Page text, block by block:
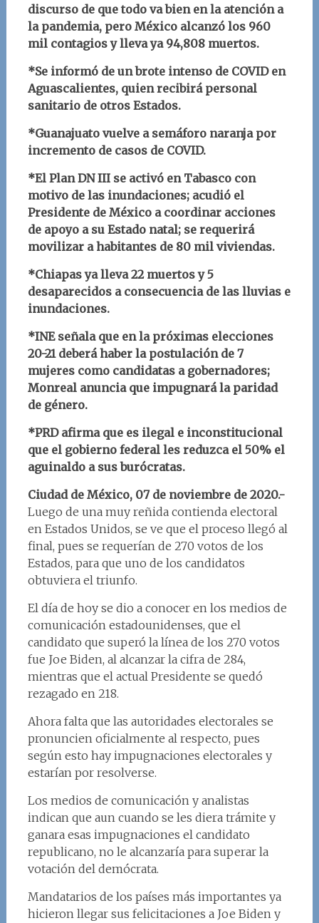
discurso de que todo va bien en la atención a
la pandemia, pero México alcanzó los 960
mil contagios y lleva ya 94,808 muertos.
*Se informó de un brote intenso de COVID en
Aguascalientes, quien recibirá personal
sanitario de otros Estados.
*Guanajuato vuelve a semáforo naranja por
incremento de casos de COVID.
*El Plan DN III se activó en Tabasco con
motivo de las inundaciones; acudió el
Presidente de México a coordinar acciones
de apoyo a su Estado natal; se requerirá
movilizar a habitantes de 80 mil viviendas.
*Chiapas ya lleva 22 muertos y 5
desaparecidos a consecuencia de las lluvias e
inundaciones.
*INE señala que en la próximas elecciones
20-21 deberá haber la postulación de 7
mujeres como candidatas a gobernadores;
Monreal anuncia que impugnará la paridad
de género.
*PRD afirma que es ilegal e inconstitucional
que el gobierno federal les reduzca el 50% el
aguinaldo a sus burócratas.
Ciudad de México, 07 de noviembre de 2020.-
Luego de una muy reñida contienda electoral
en Estados Unidos, se ve que el proceso llegó al
final, pues se requerían de 270 votos de los
Estados, para que uno de los candidatos
obtuviera el triunfo.
El día de hoy se dio a conocer en los medios de
comunicación estadounidenses, que el
candidato que superó la línea de los 270 votos
fue Joe Biden, al alcanzar la cifra de 284,
mientras que el actual Presidente se quedó
rezagado en 218.
Ahora falta que las autoridades electorales se
pronuncien oficialmente al respecto, pues
según esto hay impugnaciones electorales y
estarían por resolverse.
Los medios de comunicación y analistas
indican que aun cuando se les diera trámite y
ganara esas impugnaciones el candidato
republicano, no le alcanzaría para superar la
votación del demócrata.
Mandatarios de los países más importantes ya
hicieron llegar sus felicitaciones a Joe Biden y